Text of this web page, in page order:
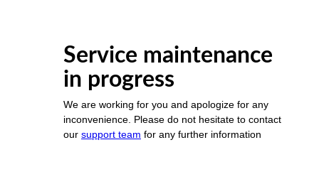
Service maintenance
in progress
We are working for you and apologize for any
inconvenience. Please do not hesitate to contact
our support team for any further information